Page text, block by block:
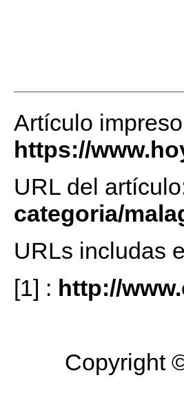
Artículo
https://
URL del
categoria/
URLs includas
[1] : http://
Copyright